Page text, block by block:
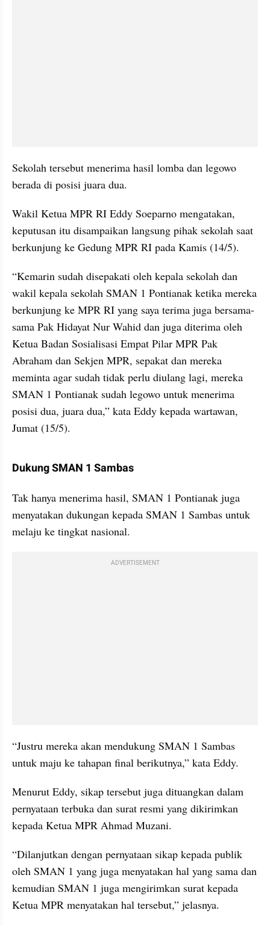
Sekolah tersebut menerima hasil lomba dan legowo
berada di posisi juara dua.
Wakil Ketua MPR RI Eddy Soeparno mengatakan,
keputusan itu disampaikan langsung pihak sekolah saat
berkunjung ke Gedung MPR RI pada Kamis (14/5).
“Kemarin sudah disepakati oleh kepala sekolah dan
wakil kepala sekolah SMAN 1 Pontianak ketika mereka
berkunjung ke MPR RI yang saya terima juga bersama-
sama Pak Hidayat Nur Wahid dan juga diterima oleh
Ketua Badan Sosialisasi Empat Pilar MPR Pak
Abraham dan Sekjen MPR, sepakat dan mereka
meminta agar sudah tidak perlu diulang lagi, mereka
SMAN 1 Pontianak sudah legowo untuk menerima
posisi dua, juara dua,” kata Eddy kepada wartawan,
Jumat (15/5).
Dukung SMAN 1 Sambas
Tak hanya menerima hasil, SMAN 1 Pontianak juga
menyatakan dukungan kepada SMAN 1 Sambas untuk
melaju ke tingkat nasional.
ADVERTISEMENT
“Justru mereka akan mendukung SMAN 1 Sambas
untuk maju ke tahapan final berikutnya,” kata Eddy.
Menurut Eddy, sikap tersebut juga dituangkan dalam
pernyataan terbuka dan surat resmi yang dikirimkan
kepada Ketua MPR Ahmad Muzani.
“Dilanjutkan dengan pernyataan sikap kepada publik
oleh SMAN 1 yang juga menyatakan hal yang sama dan
kemudian SMAN 1 juga mengirimkan surat kepada
Ketua MPR menyatakan hal tersebut,” jelasnya.